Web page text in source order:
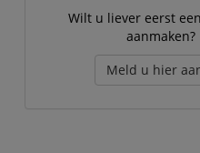
Wilt u liever eerst
aanmaken?
Meld u hier